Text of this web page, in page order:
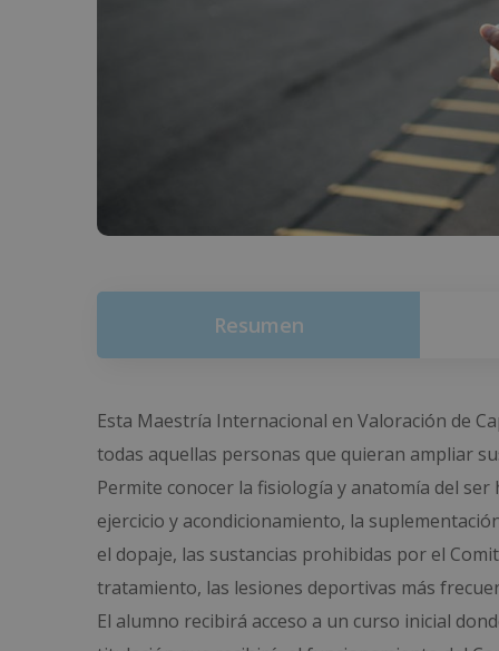
Resumen
Esta Maestría Internacional en Valoración de
todas aquellas personas que quieran ampliar
Permite conocer la fisiología y anatomía del
ejercicio y acondicionamiento, la
el dopaje, las sustancias prohibidas por el
tratamiento, las lesiones deportivas más
El alumno recibirá acceso a un curso inicial